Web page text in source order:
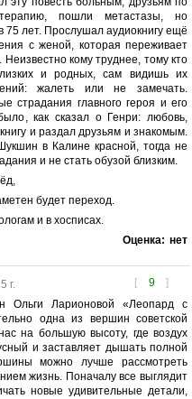
пошли метастазы, но
75 лет. Прослушал аудиокнигу ещё
с женой, которая переживает
кому труднее, тому кто
и родных, сам видишь их
жалеть или не замечать.
страдания главного героя и его
как сказал о Генри: любовь,
и раздал друзьям и знакомым.
в Калине красной, тогда не
и не стать обузой близким.
будет переход.
и в хосписах.
Оценка: нет
[ 9 ]
г.
Ольги Ларионовой «Леопард с
одна из вершин советской
на большую высоту, где воздух
и заставляет дышать полной
можно лучше рассмотреть
жизнь. Поначалу все выглядит
новые удивительные детали,